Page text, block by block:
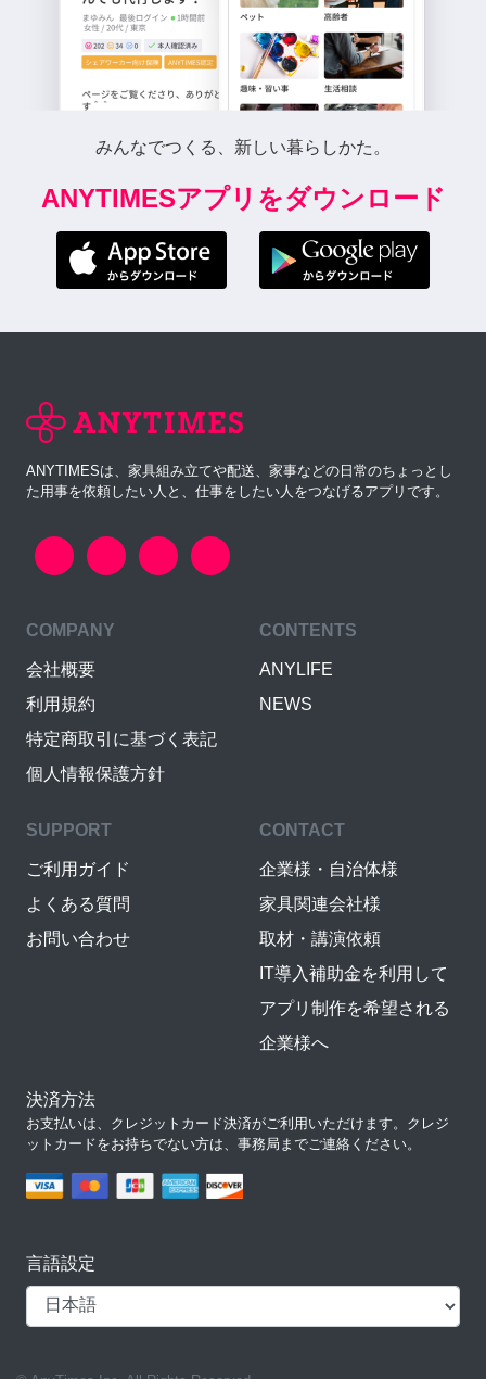
みんなでつくる、新しい暮らしかた。
ANYTIMESアプリをダウンロード
ANYTIMESは、家具組み立てや配送、家事などの日常のちょっとし
た用事を依頼したい人と、仕事をしたい人をつなげるアプリです。
COMPANY
会社概要
利用規約
特定商取引に基づく表記
個人情報保護方針
CONTENTS
ANYLIFE
NEWS
SUPPORT
ご利用ガイド
よくある質問
お問い合わせ
CONTACT
企業様・自治体様
家具関連会社様
取材・講演依頼
IT導入補助金を利用して
アプリ制作を希望される
企業様へ
決済方法
お支払いは、クレジットカード決済がご利用いただけます。クレジ
ットカードをお持ちでない方は、事務局までご連絡ください。
言語設定